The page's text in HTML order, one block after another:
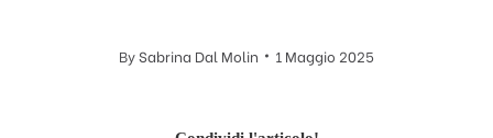
BySabrina Dal Molin 1 Maggio 2025